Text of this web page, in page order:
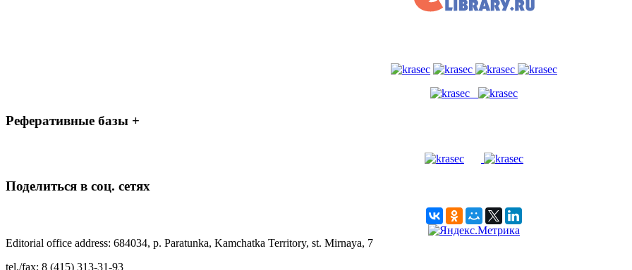
Реферативные базы +
Поделиться в соц. сетях
Editorial office address: 684034, p. Paratunka, Kamchatka Territory, st. Mirnaya, 7
tel./fax: 8 (415) 313-31-93